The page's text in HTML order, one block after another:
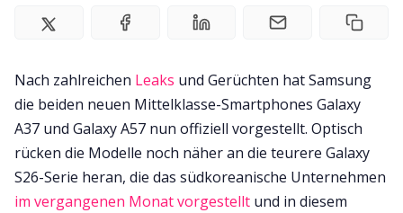
Nach zahlreichen Leaks und Gerüchten hat Samsung
die beiden neuen Mittelklasse-Smartphones Galaxy
A37 und Galaxy A57 nun offiziell vorgestellt. Optisch
rücken die Modelle noch näher an die teurere Galaxy
S26-Serie heran, die das südkoreanische Unternehmen
im vergangenen Monat vorgestellt und in diesem